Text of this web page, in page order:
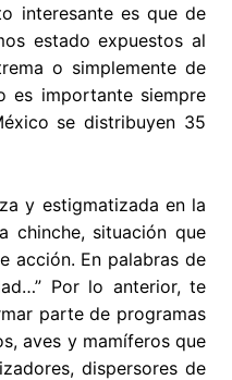
interesante es que de
estado expuestos al
o simplemente de
es importante siempre
se distribuyen 35
y estigmatizada en la
chinche, situación que
acción. En palabras de
Por lo anterior, te
parte de programas
aves y mamíferos que
dispersores de